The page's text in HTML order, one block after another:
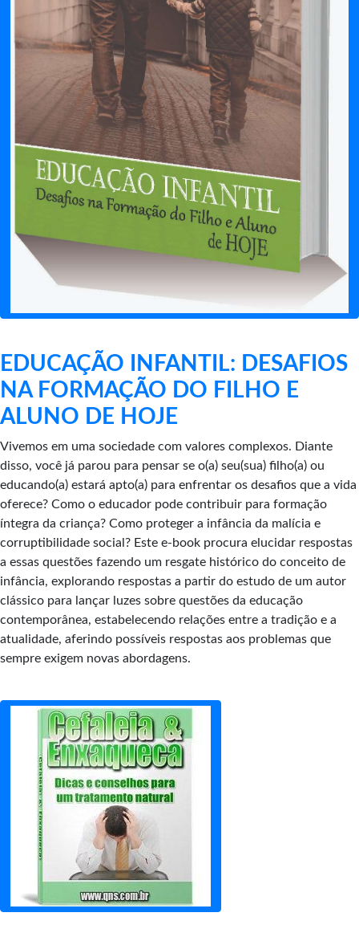
EDUCAÇÃO INFANTIL: DESAFIOS
NA FORMAÇÃO DO FILHO E
ALUNO DE HOJE
Vivemos em uma sociedade com valores complexos. Diante
disso, você já parou para pensar se o(a) seu(sua) filho(a) ou
educando(a) estará apto(a) para enfrentar os desafios que a vida
oferece? Como o educador pode contribuir para formação
íntegra da criança? Como proteger a infância da malícia e
corruptibilidade social? Este e-book procura elucidar respostas
a essas questões fazendo um resgate histórico do conceito de
infância, explorando respostas a partir do estudo de um autor
clássico para lançar luzes sobre questões da educação
contemporânea, estabelecendo relações entre a tradição e a
atualidade, aferindo possíveis respostas aos problemas que
sempre exigem novas abordagens.